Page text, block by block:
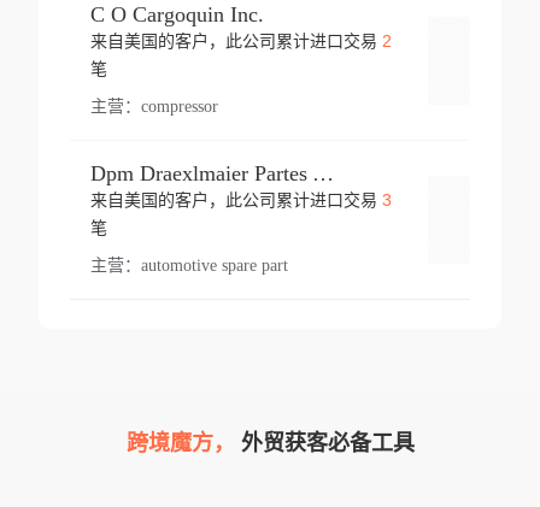
C O Cargoquin Inc.
来自美国的客户，此公司累计进口交易 2
笔
主营： compressor
Dpm Draexlmaier Partes Automotrices Corr Ind Huejotzingo
来自美国的客户，此公司累计进口交易 3
笔
主营： automotive spare part
跨境魔方， 外贸获客必备工具